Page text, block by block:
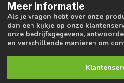
Meer informatie
Als je vragen hebt over onze
dan een kijkje op onze
onze bedrijfsgegevens,
en verschillende manieren om